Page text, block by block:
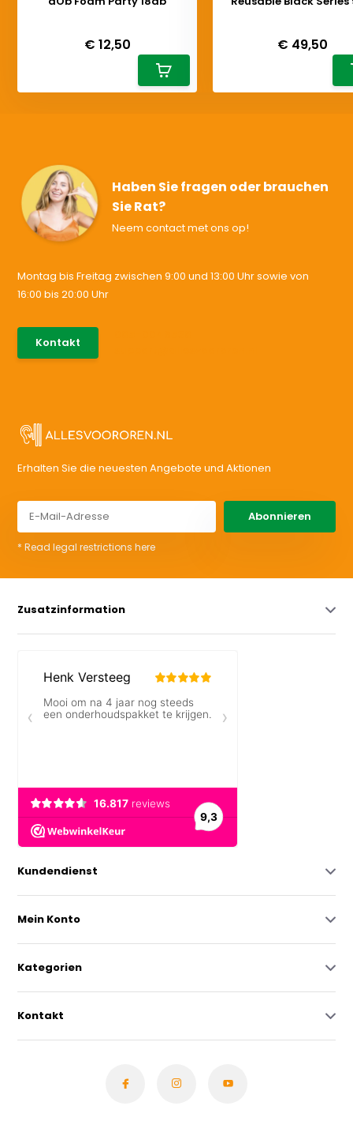
€ 12,50 € 49,50
Haben Sie fragen oder brauchen
Sie Rat?
Neem contact met ons op!
Montag bis Freitag zwischen 9:00 und 13:00 Uhr sowie von
16:00 bis 20:00 Uhr
Kontakt
Erhalten Sie die neuesten Angebote und Aktionen
Abonnieren
* Read legal restrictions here
Zusatzinformation
Kundendienst
Mein Konto
Kategorien
Kontakt